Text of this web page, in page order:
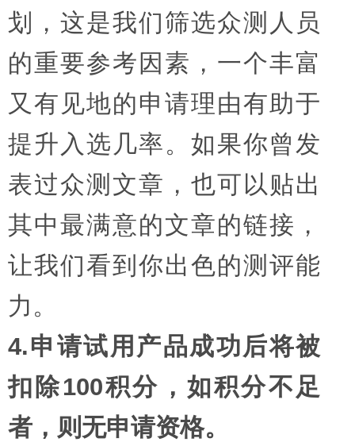
划，这是我们筛选众测人员
的重要参考因素，一个丰富
又有见地的申请理由有助于
提升入选几率。如果你曾发
表过众测文章，也可以贴出
其中最满意的文章的链接，
让我们看到你出色的测评能
力。
4.申请试用产品成功后将被
扣除100积分，如积分不足
者，则无申请资格。